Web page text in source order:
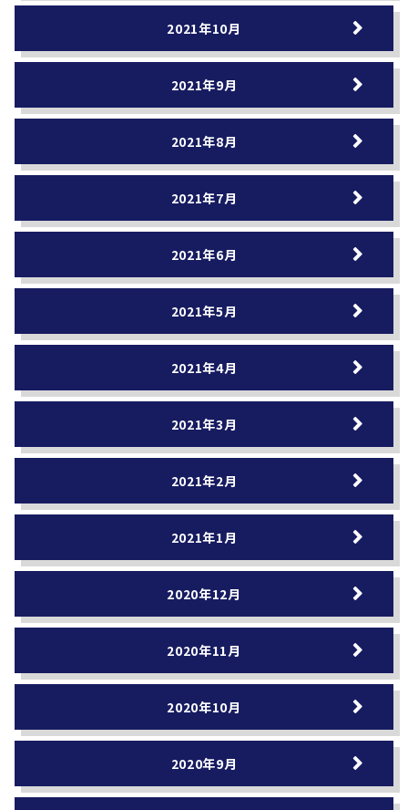
2021年10月
2021年9月
2021年8月
2021年7月
2021年6月
2021年5月
2021年4月
2021年3月
2021年2月
2021年1月
2020年12月
2020年11月
2020年10月
2020年9月